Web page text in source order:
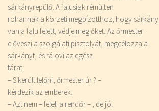
sárkányrepülő. A falusiak rémülten
rohannak a körzeti megbízotthoz, hogy sárkány
van a falu felett, védje meg őket. Az őrmester
előveszi a szolgálati pisztolyát, megcélozza a
sárkányt, és rálövi az egész
tárat.
– Sikerült lelőni, őrmester úr ? –
kérdezik az emberek.
– Azt nem – feleli a rendőr – , de jól